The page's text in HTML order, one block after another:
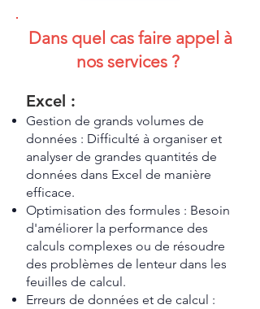
Dans quel cas faire appel à
nos services ?
Excel :
Gestion de grands volumes de
données : Difficulté à organiser et
analyser de grandes quantités de
données dans Excel de manière
efficace.
Optimisation des formules : Besoin
d'améliorer la performance des
calculs complexes ou de résoudre
des problèmes de lenteur dans les
feuilles de calcul.
Erreurs de données et de calcul :